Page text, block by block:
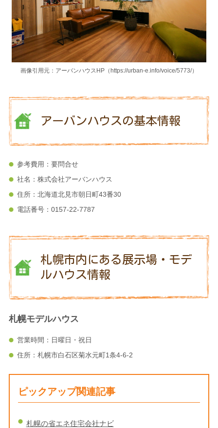
画像引用元：アーバンハウスHP（https://urban-e.info/voice/5773/）
アーバンハウスの基本情報
参考費用：要問合せ
社名：株式会社アーバンハウス
住所：北海道北見市朝日町43番30
電話番号：0157-22-7787
札幌市内にある展示場・モデ
ルハウス情報
札幌モデルハウス
営業時間：日曜日・祝日
住所：札幌市白石区菊水元町1条4-6-2
ピックアップ関連記事
札幌の省エネ住宅会社ナビ